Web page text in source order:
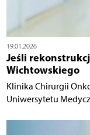
19.01.2026
Jeśli
Wichtowskiego
Klinika Chirurgii
Uniwersytetu